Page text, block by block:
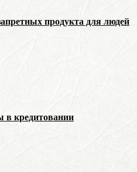
продукта для людей
кредитовании